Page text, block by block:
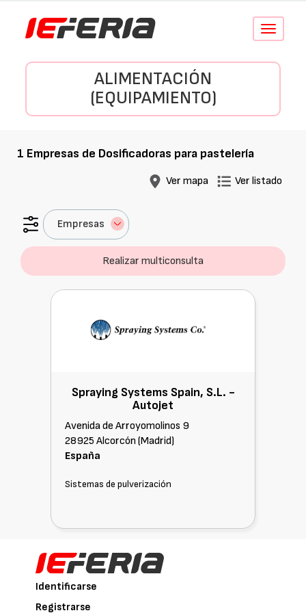
Conmutar
ALIMENTACIÓN
(EQUIPAMIENTO)
1 Empresas de Dosificadoras para pastelería
Ver mapa Ver listado
Empresas
Realizar multiconsulta
Spraying Systems Spain, S.L. -
Autojet
Avenida de Arroyomolinos 9
28925 Alcorcón (Madrid)
España
Sistemas de pulverización
Identificarse
Registrarse